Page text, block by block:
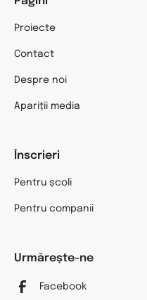
Proiecte
Contact
Despre noi
Apariții media
Înscrieri
Pentru școli
Pentru companii
Urmărește-ne
Facebook